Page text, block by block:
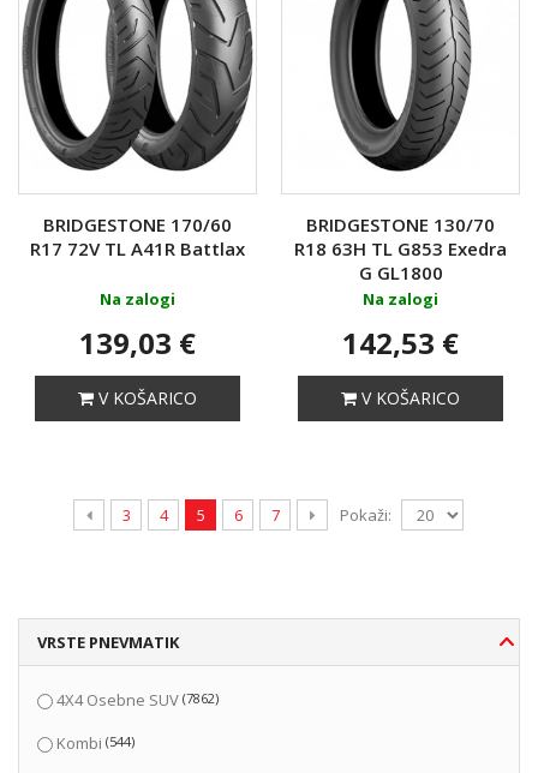
BRIDGESTONE 170/60
R17 72V TL A41R Battlax
Na zalogi
139,03 €
V KOŠARICO
BRIDGESTONE 130/70
R18 63H TL G853 Exedra
G GL1800
Na zalogi
142,53 €
V KOŠARICO
3 4 5 6 7 Pokaži:
VRSTE PNEVMATIK
4X4 Osebne SUV (7862)
Kombi (544)